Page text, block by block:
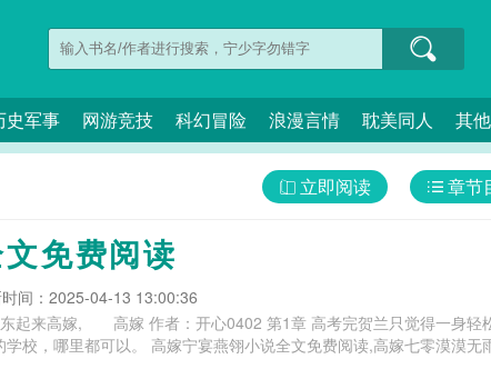
史军事 网游竞技 科幻冒险 浪漫言情 耽美同人 其
章节
立即阅读
免费阅读
间：2025-04-13 13:00:36
起来高嫁, 高嫁 作者：开心0402 第1章 高考完贺兰只觉得一身轻
,高嫁七零漠漠无雨,高嫁低娶是什么意思,高嫁七零,林昊东起